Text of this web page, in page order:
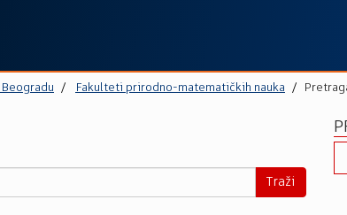
Fakulteti prirodno-matematičkih nauka
Traži